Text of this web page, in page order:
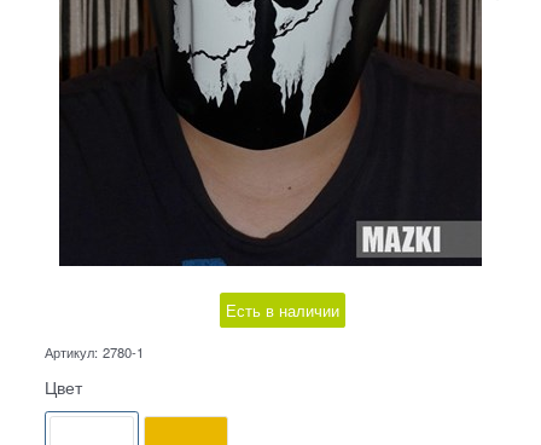
Есть в наличии
Артикул: 2780-1
Цвет